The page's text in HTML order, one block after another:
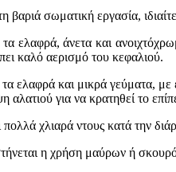
βαριά σωματική εργασία,
τα ελαφρά, άνετα και
καλό αερισμό του κεφαλιού.
ελαφρά και μικρά γεύματα,
αλατιού για να κρατηθεί το
πολλά χλιαρά ντους κατά την
η χρήση μαύρων ή